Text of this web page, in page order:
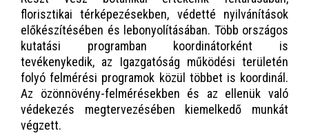
florisztikai térképezésekben, védetté nyilvánítások
előkészítésében és lebonyolításában. Több országos
kutatási programban koordinátorként is
tevékenykedik, az Igazgatóság működési területén
folyó felmérési programok közül többet is koordinál.
Az özönnövény-felmérésekben és az ellenük való
védekezés megtervezésében kiemelkedő munkát
végzett.